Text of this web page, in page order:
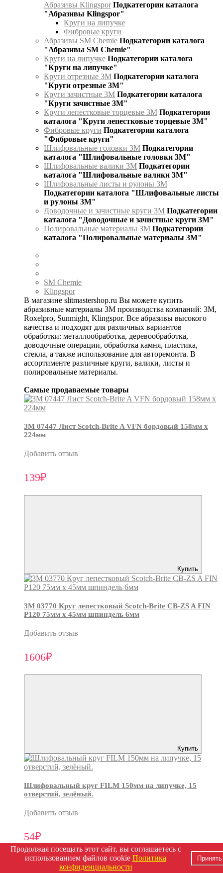
Абразивы Klingspor Подкатегории каталога
"Абразивы Klingspor"
Круги на липучке
Фибровые круги
Абразивы SM Chemie Подкатегории каталога
"Абразивы SM Chemie"
Круги на липучке Подкатегории каталога
"Круги на липучке"
Круги отрезные 3М Подкатегории каталога
"Круги отрезные 3М"
Круги зачистные 3М Подкатегории каталога
"Круги зачистные 3М"
Круги лепестковые торцевые 3М Подкатегории
каталога "Круги лепестковые торцевые 3М"
Фибровые круги Подкатегории каталога
"Фибровые круги"
Шлифовальные головки 3М Подкатегории
каталога "Шлифовальные головки 3М"
Шлифовальные валики 3М Подкатегории
каталога "Шлифовальные валики 3М"
Шлифовальные листы и рулоны 3М
Подкатегории каталога "Шлифовальные листы
и рулоны 3М"
Доводочные и зачистные круги 3М Подкатегории
каталога "Доводочные и зачистные круги 3М"
Полировальные материалы 3М Подкатегории
каталога "Полировальные материалы 3М"
SM Chemie
Klingspor
В магазине slitmastershop.ru Вы можете купить
абразивные материалы 3М производства компаний: 3М,
Roxelpro, Sunmight, Klingspor. Все абразивы высокого
качества и подходят для различных вариантов
обработки: металлообработка, деревообработка,
доводочные операции, обработка камня, пластика,
стекла, а также использование для авторемонта. В
ассортименте различные круги, валики, листы и
полировальные материалы.
Самые продаваемые товары
3М 07447 Лист Scotch-Brite A VFN бордовый 158мм х
224мм
Добавить отзыв
139₽
Купить
3М 03770 Круг лепестковый Scotch-Brite CB-ZS A FIN
P120 75мм х 45мм шпиндель 6мм
Добавить отзыв
1606₽
Купить
Шлифовальный круг FILM 150мм на липучке, 15
отверстий, зелёный.
Добавить отзыв
54₽
Продолжая посещать этот сайт, вы соглашаетесь с
использованием файлов cookie Политика
конфиденциальности
Принять